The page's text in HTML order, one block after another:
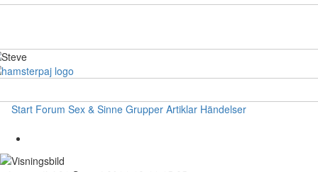
Start Forum Sex & Sinne Grupper Artiklar Händelser